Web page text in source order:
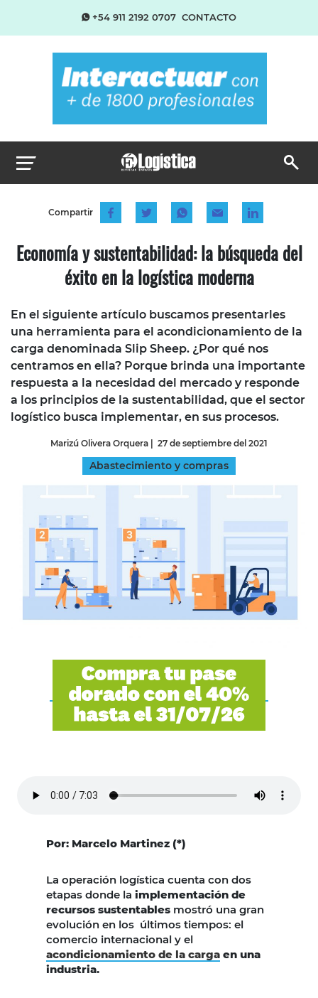
+54 911 2192 0707 CONTACTO
Compartir
Economía y sustentabilidad: la búsqueda del
éxito en la logística moderna
En el siguiente artículo buscamos presentarles
una herramienta para el acondicionamiento de la
carga denominada Slip Sheep. ¿Por qué nos
centramos en ella? Porque brinda una importante
respuesta a la necesidad del mercado y responde
a los principios de la sustentabilidad, que el sector
logístico busca implementar, en sus procesos.
Marizú Olivera Orquera | 27 de septiembre del 2021
Abastecimiento y compras
Por: Marcelo Martinez (*)
La operación logística cuenta con dos
etapas donde la implementación de
recursos sustentables mostró una gran
evolución en los últimos tiempos: el
comercio internacional y el
acondicionamiento de la carga en una
industria.